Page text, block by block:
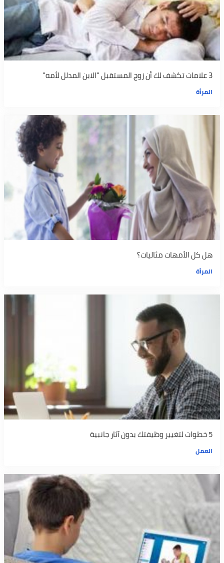
3 علامات تكشف لك أن زوج المستقبل "الابن المدلل لأمه"
المرأة
هل كل الأمهات مثاليات؟
المرأة
5 خطوات لتغيير وظيفتك بدون آثار جانبية
العمل